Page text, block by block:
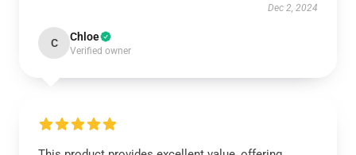
Dec 2, 2024
C Chloe
Verified owner